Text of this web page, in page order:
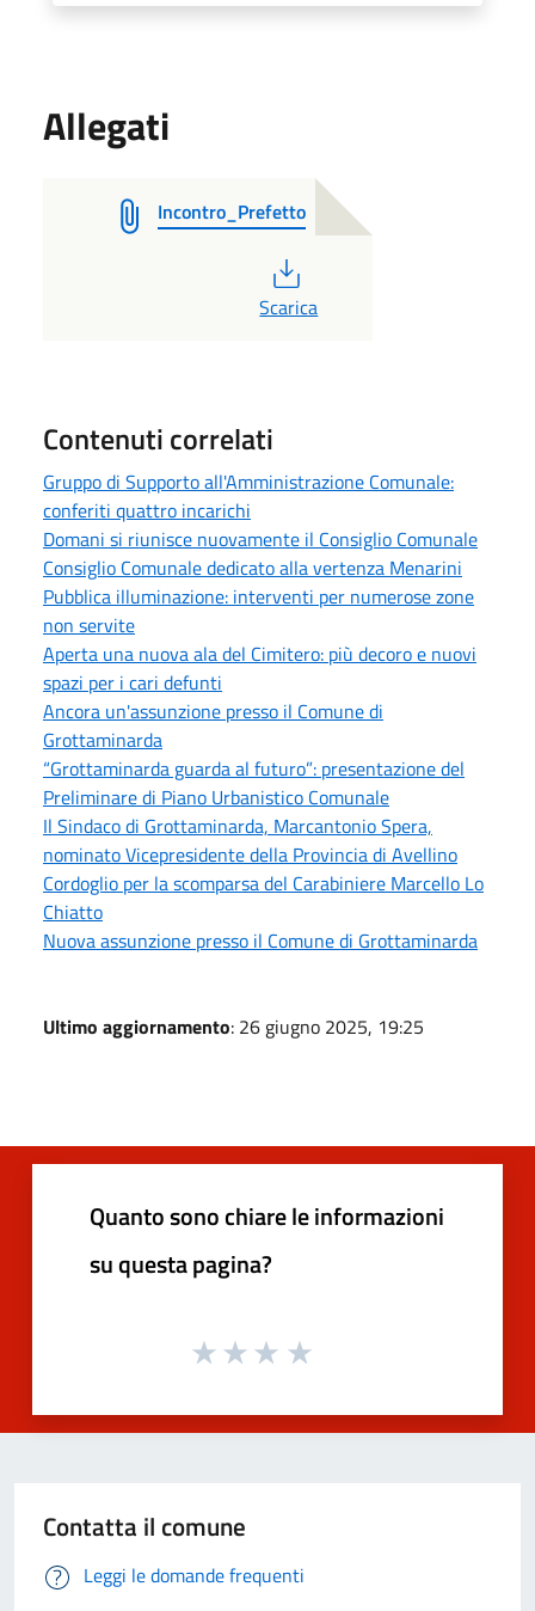
Allegati
Incontro_Prefetto
Scarica
Contenuti correlati
Gruppo di Supporto all'Amministrazione Comunale:
conferiti quattro incarichi
Domani si riunisce nuovamente il Consiglio Comunale
Consiglio Comunale dedicato alla vertenza Menarini
Pubblica illuminazione: interventi per numerose zone
non servite
Aperta una nuova ala del Cimitero: più decoro e nuovi
spazi per i cari defunti
Ancora un'assunzione presso il Comune di
Grottaminarda
“Grottaminarda guarda al futuro”: presentazione del
Preliminare di Piano Urbanistico Comunale
Il Sindaco di Grottaminarda, Marcantonio Spera,
nominato Vicepresidente della Provincia di Avellino
Cordoglio per la scomparsa del Carabiniere Marcello Lo
Chiatto
Nuova assunzione presso il Comune di Grottaminarda
Ultimo aggiornamento: 26 giugno 2025, 19:25
Quanto sono chiare le informazioni
su questa pagina?
Contatta il comune
Leggi le domande frequenti